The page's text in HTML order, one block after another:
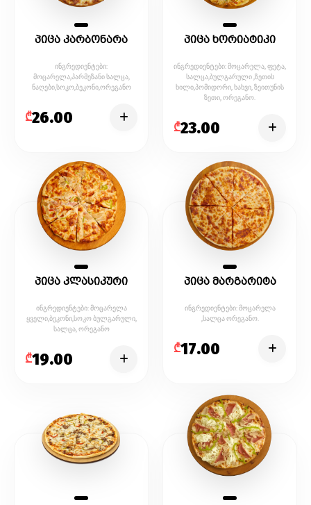
პიცა კარბონარა
ინგრედიენტები:
მოცარელა,პარმეზანი სალცა,
ნაღები,სოკო,ბეკონი,ორეგანო
₾26.00
პიცა ხორიატიკი
ინგრედიენტები: მოცარელა, ფეტა,
სალცა,ბულგარული ,ზეთის
ხილი,პომიდორი, ხახვი, ზეითუნის
ზეთი, ორეგანო.
₾23.00
პიცა კლასიკური
ინგრედიენტები: მოცარელა
ყველი,ბეკონი,სოკო ბულგარული,
სალცა, ორეგანო
₾19.00
პიცა მარგარიტა
ინგრედიენტები: მოცარელა
,სალცა ორეგანო.
₾17.00